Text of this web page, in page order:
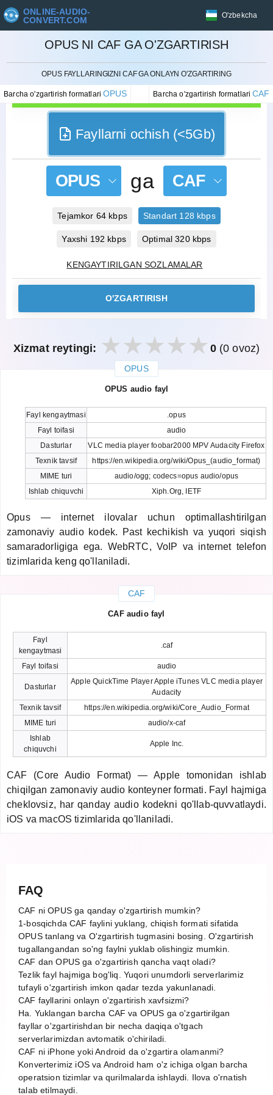
ONLINE-AUDIO-
CONVERT.COM
O'zbekcha
OPUS NI CAF GA O'ZGARTIRISH
OPUS FAYLLARINGIZNI CAF GA ONLAYN O'ZGARTIRING
Barcha o'zgartirish formatlariOPUS Barcha o'zgartirish formatlariCAF
BEKOR QILISH
Fayllarni ochish (<5Gb)
OPUS ga CAF
Tejamkor 64 kbps Standart 128 kbps
Yaxshi 192 kbps Optimal 320 kbps
KENGAYTIRILGAN SOZLAMALAR
O'ZGARTIRISH
Xizmat reytingi: 0(0 ovoz)
OPUS
OPUS audio fayl
Fayl kengaytmasi
.opus
Fayl toifasi
audio
Dasturlar
VLC media player foobar2000 MPV Audacity Firefox
Texnik tavsif
https://en.wikipedia.org/wiki/Opus_(audio_format)
MIME turi
audio/ogg; codecs=opus audio/opus
Ishlab chiquvchi
Xiph.Org, IETF
Opus — internet ilovalar uchun optimallashtirilgan
zamonaviy audio kodek. Past kechikish va yuqori siqish
samaradorligiga ega. WebRTC, VoIP va internet telefon
tizimlarida keng qo'llaniladi.
CAF
CAF audio fayl
Fayl
kengaytmasi
.caf
Fayl toifasi audio
Dasturlar
Apple QuickTime Player Apple iTunes VLC media player
Audacity
Texnik tavsif
https://en.wikipedia.org/wiki/Core_Audio_Format
MIME turi
audio/x-caf
Ishlab
chiquvchi
Apple Inc.
CAF (Core Audio Format) — Apple tomonidan ishlab
chiqilgan zamonaviy audio konteyner formati. Fayl hajmiga
cheklovsiz, har qanday audio kodekni qo'llab-quvvatlaydi.
iOS va macOS tizimlarida qo'llaniladi.
FAQ
CAF ni OPUS ga qanday o'zgartirish mumkin?
1-bosqichda CAF faylini yuklang, chiqish formati sifatida
OPUS tanlang va O'zgartirish tugmasini bosing. O'zgartirish
tugallangandan so'ng faylni yuklab olishingiz mumkin.
CAF dan OPUS ga o'zgartirish qancha vaqt oladi?
Tezlik fayl hajmiga bog'liq. Yuqori unumdorli serverlarimiz
tufayli o'zgartirish imkon qadar tezda yakunlanadi.
CAF fayllarini onlayn o'zgartirish xavfsizmi?
Ha. Yuklangan barcha CAF va OPUS ga o'zgartirilgan
fayllar o'zgartirishdan bir necha daqiqa o'tgach
serverlarimizdan avtomatik o'chiriladi.
CAF ni iPhone yoki Android da o'zgartira olamanmi?
Konverterimiz iOS va Android ham o'z ichiga olgan barcha
operatsion tizimlar va qurilmalarda ishlaydi. Ilova o'rnatish
talab etilmaydi.